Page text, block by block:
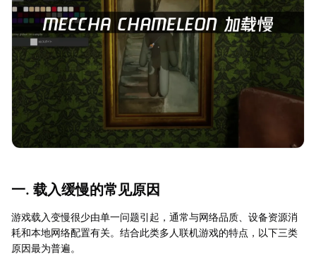
一. 载入缓慢的常见原因
游戏载入变慢很少由单一问题引起，通常与网络品质、设备资源消
耗和本地网络配置有关。结合此类多人联机游戏的特点，以下三类
原因最为普遍。